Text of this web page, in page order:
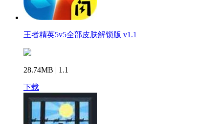
王者精英5v5全部皮肤解锁版 v1.1
28.74MB | 1.1
下载